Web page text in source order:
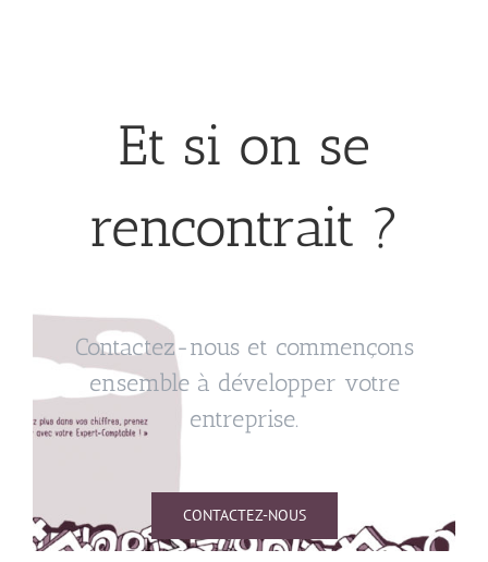
Et si on se
rencontrait ?
Contactez-nous et commençons
ensemble à développer votre
entreprise.
CONTACTEZ-NOUS